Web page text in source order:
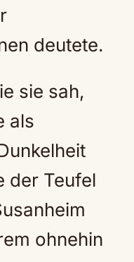
deutete.
sie sah,
als
der Teufel
ohnehin